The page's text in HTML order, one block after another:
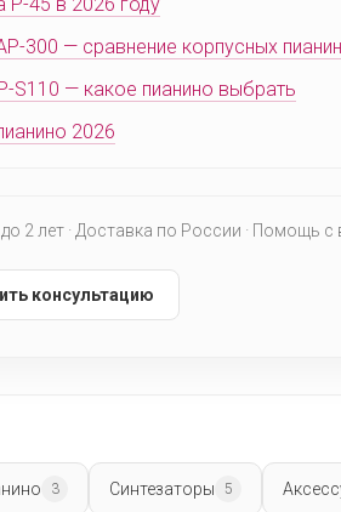
300 — сравнение корпусных
S110 — какое пианино выбрать
2026
2 лет · Доставка по России · Помощь
консультацию
3 Синтезаторы 5